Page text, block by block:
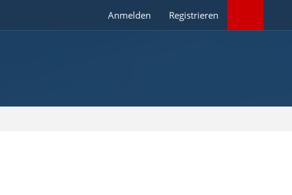
Anmelden Registrieren